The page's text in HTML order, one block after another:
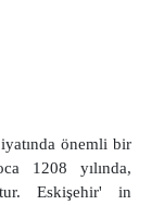
önemli bir
1208 yılında,
Eskişehir' in